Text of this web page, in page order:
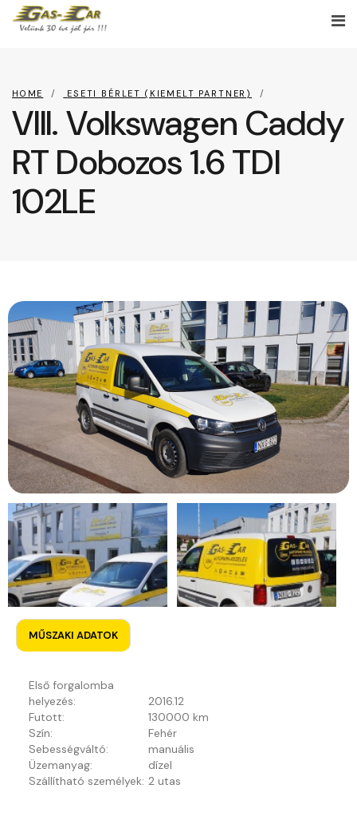
HOME ESETI BÉRLET (KIEMELT PARTNER)
VIII. Volkswagen Caddy
RT Dobozos 1.6 TDI
102LE
MŰSZAKI ADATOK
Első forgalomba
helyezés:
2016.12
Futott:
130000 km
Szín:
Fehér
Sebességváltó:
manuális
Üzemanyag:
dízel
Szállítható személyek: 2 utas